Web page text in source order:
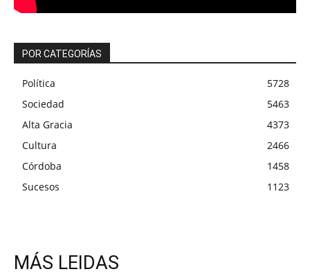
POR CATEGORÍAS
Política
5728
Sociedad
5463
Alta Gracia
4373
Cultura
2466
Córdoba
1458
Sucesos
1123
MÁS LEIDAS